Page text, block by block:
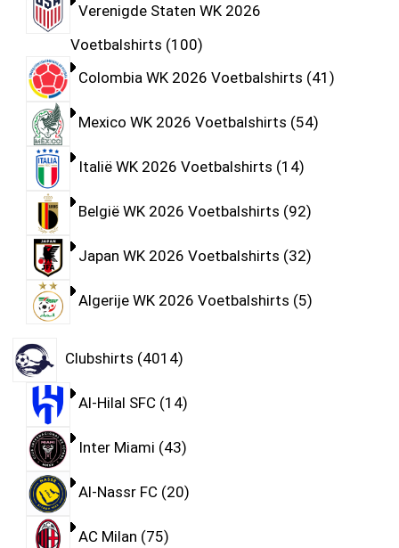
Verenigde Staten WK 2026
Voetbalshirts 100
Colombia WK 2026 Voetbalshirts 41
Mexico WK 2026 Voetbalshirts 54
Italië WK 2026 Voetbalshirts 14
België WK 2026 Voetbalshirts 92
Japan WK 2026 Voetbalshirts 32
Algerije WK 2026 Voetbalshirts 5
Clubshirts 4014
Al-Hilal SFC 14
Inter Miami 43
Al-Nassr FC 20
AC Milan 75